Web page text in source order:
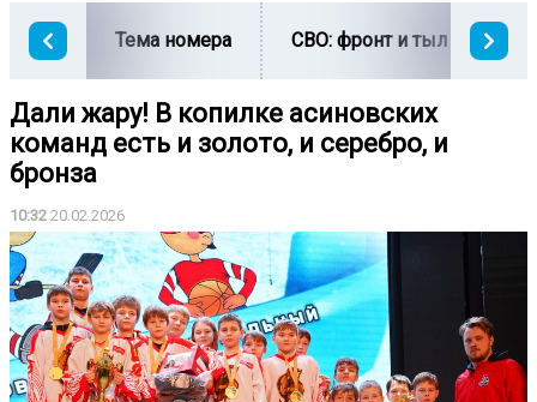
Тема номера СВО: фронт и тыл
Дали жару! В копилке асиновских
команд есть и золото, и серебро, и
бронза
10:32 20.02.2026